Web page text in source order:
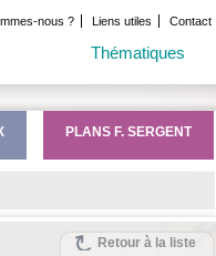
nous ? Liens utiles Contact
Thématiques
Retour à la liste
PLANS F. SERGENT